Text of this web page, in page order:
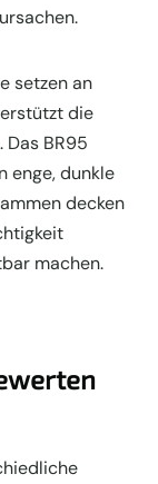
setzen an
die
BR95
enge, dunkle
decken
machen.